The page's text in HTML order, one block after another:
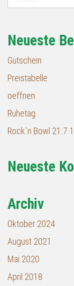
for:
Neueste
Gutschein
Preistabelle
oeffnen
Ruhetag
Rock`n Bowl
Neueste
Archiv
Oktober 2024
August 2021
Mai 2020
April 2018